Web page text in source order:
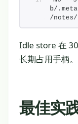
b/
/
Idle store 在
长期占用手柄。
最佳实